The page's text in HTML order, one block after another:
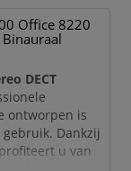
omgevingen
Office 8220
Binauraal
DECT
ontworpen is
Dankzij
u van